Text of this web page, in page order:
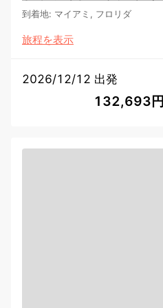
到着地: マイアミ, フロリダ
旅程を表示
2026/12/12 出発
132,693円